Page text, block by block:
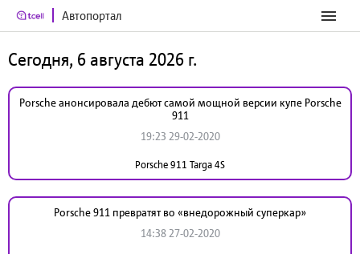
Автопортал
Сегодня, 6 августа 2026 г.
Porsche анонсировала дебют самой мощной версии купе Porsche
911
19:23 29-02-2020
Porsche 911 Targa 4S
Porsche 911 превратят во «внедорожный суперкар»
14:38 27-02-2020